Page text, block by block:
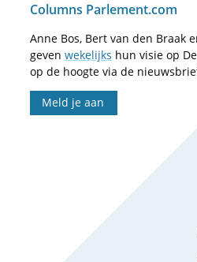
Columns Parlement.com
Anne Bos, Bert van den Braak
geven wekelijks hun visie op
op de hoogte via de
Meld je aan